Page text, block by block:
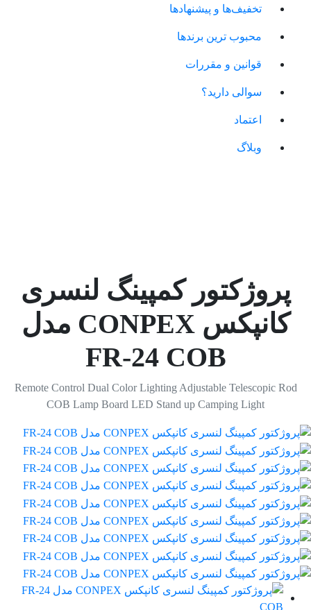
تخفیف‌ها و پیشنهادها
محبوب ترین برندها
قوانین و مقررات
سوالی دارید؟
اعتماد
وبلاگ
پروژکتور کمپینگ لنسری
کانپکس CONPEX مدل
FR-24 COB
Remote Control Dual Color Lighting Adjustable Telescopic Rod
COB Lamp Board LED Stand up Camping Light